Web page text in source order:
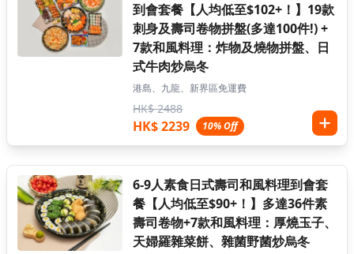
到會套餐【人均低至$102+！】19款
刺身及壽司卷物拼盤(多達100件!) +
7款和風料理：炸物及燒物拼盤、日
式牛肉炒烏冬
港島、九龍、新界區免運費
HK$ 2488
HK$ 2239 10% Off
6-9人素食日式壽司和風料理到會套
餐【人均低至$90+！】多達36件素
壽司卷物+7款和風料理：厚燒玉子、
天婦羅雜菜餅、雜菌野菌炒烏冬